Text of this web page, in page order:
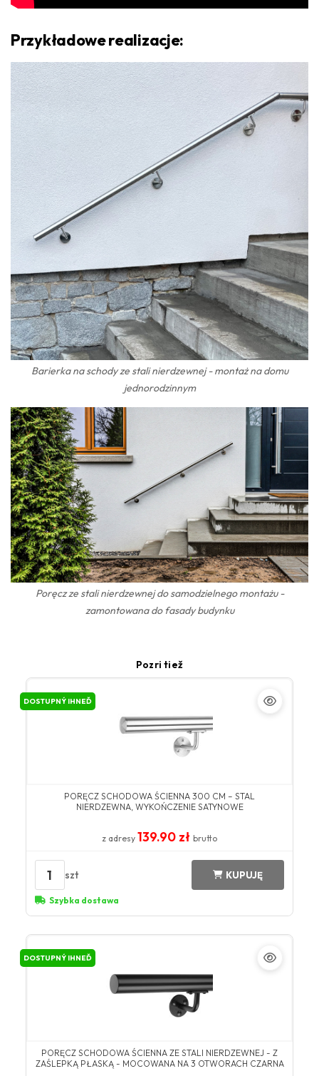
Przykładowe realizacje:
Barierka na schody ze stali nierdzewnej - montaż na domu
jednorodzinnym
Poręcz ze stali nierdzewnej do samodzielnego montażu -
zamontowana do fasady budynku
Pozri tiež
DOSTUPNÝ IHNEĎ
PORĘCZ SCHODOWA ŚCIENNA 300 CM – STAL
NIERDZEWNA, WYKOŃCZENIE SATYNOWE
z adresy 139.90 zł brutto
1 szt KUPUJĘ
Szybka dostawa
DOSTUPNÝ IHNEĎ
PORĘCZ SCHODOWA ŚCIENNA ZE STALI NIERDZEWNEJ - Z
ZAŚLEPKĄ PŁASKĄ - MOCOWANA NA 3 OTWORACH CZARNA